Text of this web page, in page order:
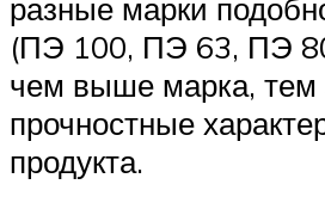
разные марки
(ПЭ 100, ПЭ 63, ПЭ
чем выше марка, тем
прочностные
продукта.